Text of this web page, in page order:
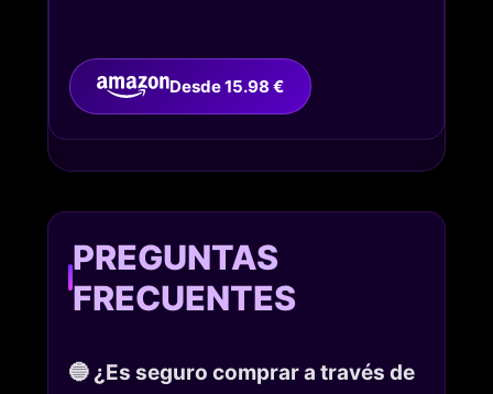
Desde 15.98 €
PREGUNTAS
FRECUENTES
🔵 ¿Es seguro comprar a través de